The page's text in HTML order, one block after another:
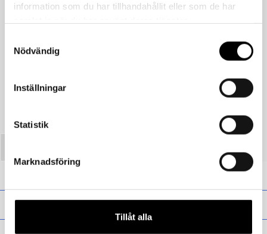
information som du har tillhandahållit eller som de har
Nödvändig
Inställningar
Statistik
Marknadsföring
Tillåt alla